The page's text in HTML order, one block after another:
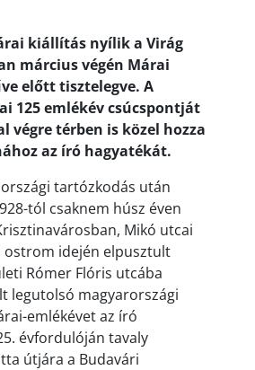
kiállítás nyílik a Virág
március végén Márai
előtt tisztelegve. A
125 emlékév csúcspontját
végre térben is közel hozza
az író hagyatékát.
tartózkodás után
tól csaknem húsz éven
Mikó utcai
ostrom idején elpusztult
Rómer Flóris utcába
legutolsó magyarországi
emlékévet az író
évfordulóján tavaly
útjára a Budavári